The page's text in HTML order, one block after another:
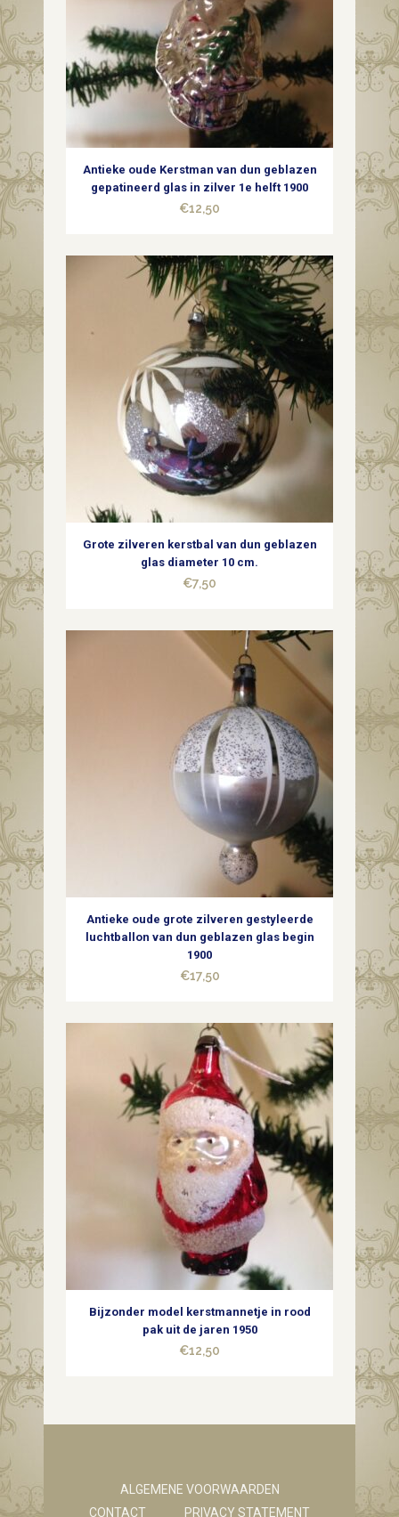
kerstboom
1960
quantity
Antieke oude Kerstman van dun geblazen
gepatineerd glas in zilver 1e helft 1900
€12,50
Grote zilveren kerstbal van dun geblazen
glas diameter 10 cm.
€7,50
Antieke oude grote zilveren gestyleerde
luchtballon van dun geblazen glas begin
1900
€17,50
Bijzonder model kerstmannetje in rood
pak uit de jaren 1950
€12,50
ALGEMENE VOORWAARDEN
CONTACT
PRIVACY STATEMENT